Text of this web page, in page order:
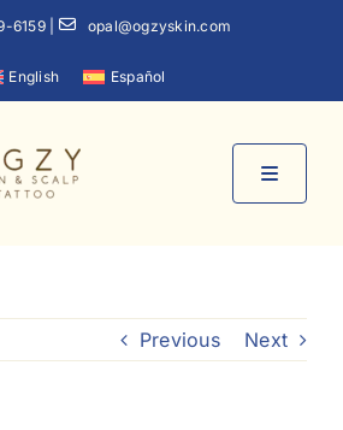
6159| opal@ogzyskin.com
English Español
Toggle
Previous Next